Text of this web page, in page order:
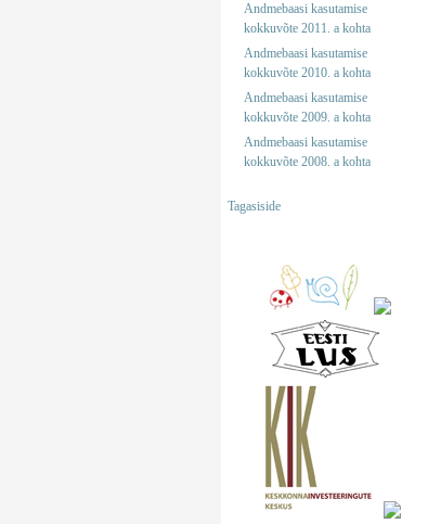
Andmebaasi kasutamise
kokkuvõte 2011. a kohta
Andmebaasi kasutamise
kokkuvõte 2010. a kohta
Andmebaasi kasutamise
kokkuvõte 2009. a kohta
Andmebaasi kasutamise
kokkuvõte 2008. a kohta
Tagasiside